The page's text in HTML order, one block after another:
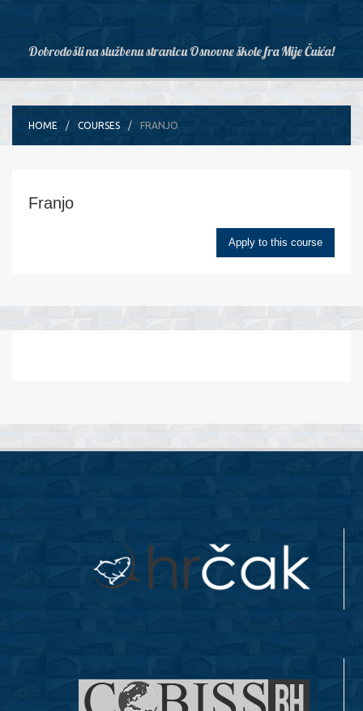
Dobrodošli na službenu stranicu Osnovne škole fra Mije Čuića!
HOME COURSES FRANJO
Franjo
Apply to this course